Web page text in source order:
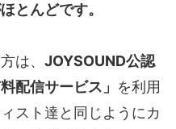
とんどです。
は、 JOYSOUND公認
配信サービス」 を利用
スト達と同じようにカ